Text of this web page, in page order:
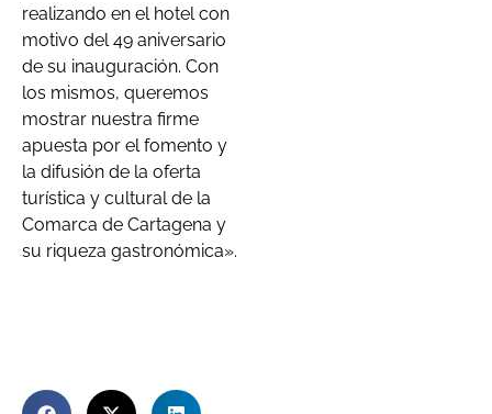
realizando en el hotel con
motivo del 49 aniversario
de su inauguración. Con
los mismos, queremos
mostrar nuestra firme
apuesta por el fomento y
la difusión de la oferta
turística y cultural de la
Comarca de Cartagena y
su riqueza gastronómica».